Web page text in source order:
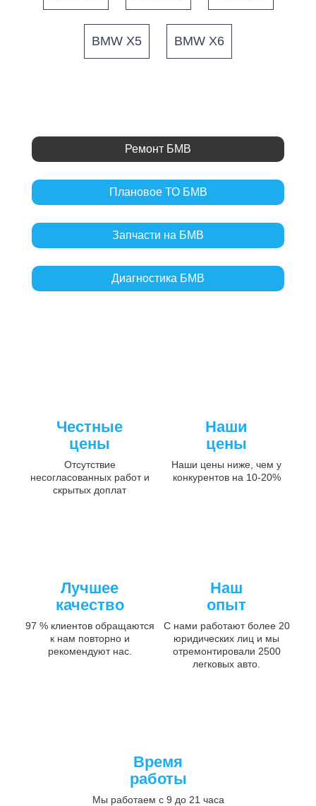
BMW X5 BMW X6
Ремонт БМВ
Плановое ТО БМВ
Запчасти на БМВ
Диагностика БМВ
Честные
цены
Отсутствие
несогласованных работ и
скрытых доплат
Наши
цены
Наши цены ниже, чем у
конкурентов на 10-20%
Лучшее
качество
97 % клиентов обращаются
к нам повторно и
рекомендуют нас.
Наш
опыт
С нами работают более 20
юридических лиц и мы
отремонтировали 2500
легковых авто.
Время
работы
Мы работаем с 9 до 21 часа